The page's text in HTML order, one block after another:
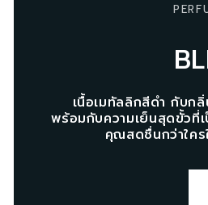
เนื้อเมทัลลิกสีดำ กับก
พร้อมกับความเย็นสุดขั้วที่
คุณสดชื่นกว่าใค